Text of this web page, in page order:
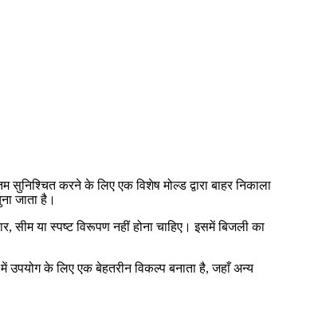
करने के लिए एक विशेष मोल्ड द्वारा बाहर निकाला
जाता है।
या स्पष्ट विरूपण नहीं होना चाहिए। इसमें बिजली का
उपयोग के लिए एक बेहतरीन विकल्प बनाता है, जहाँ अन्य